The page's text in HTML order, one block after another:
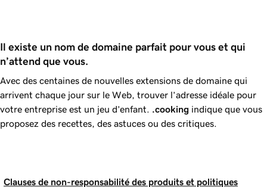
Il existe un nom de domaine parfait pour vous et qui
n’attend que vous.
Avec des centaines de nouvelles extensions de domaine qui
arrivent chaque jour sur le Web, trouver l’adresse idéale pour
votre entreprise est un jeu d’enfant.
.cooking indique que vous
proposez des recettes, des astuces ou des critiques.
Clauses de non-responsabilité des produits et politiques